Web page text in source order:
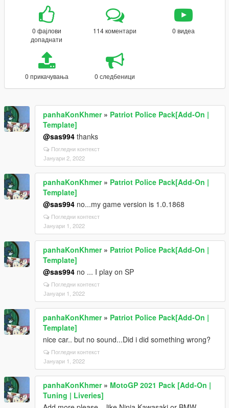
0 фајлови
допаднати
114 коментари 0 видеа
0 прикачувања 0 следбеници
panhaKonKhmer» Patriot Police Pack[Add-On |
Template]
@sas994 thanks
Погледни контекст
Јануари 2, 2022
panhaKonKhmer» Patriot Police Pack[Add-On |
Template]
@sas994 no...my game version is 1.0.1868
Погледни контекст
Јануари 1, 2022
panhaKonKhmer» Patriot Police Pack[Add-On |
Template]
@sas994 no ... I play on SP
Погледни контекст
Јануари 1, 2022
panhaKonKhmer» Patriot Police Pack[Add-On |
Template]
nice car.. but no sound...Did i did something wrong?
Погледни контекст
Јануари 1, 2022
panhaKonKhmer» MotoGP 2021 Pack [Add-On |
Tuning | Liveries]